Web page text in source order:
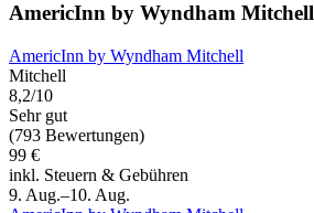
AmericInn by Wyndham Mitchell
AmericInn by Wyndham Mitchell
Mitchell
8,2/10
Sehr gut
(793 Bewertungen)
99 €
inkl. Steuern & Gebühren
9. Aug.–10. Aug.